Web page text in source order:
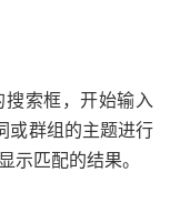
索框，开始输入
或群组的主题进行
示匹配的结果。